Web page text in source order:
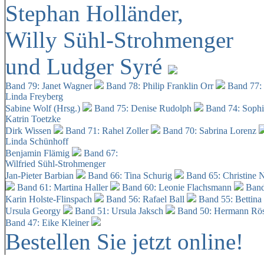
Stephan Holländer,
Willy Sühl-Strohmenger
und Ludger Syré
Band 79: Janet Wagner Band 78: Philip Franklin Orr
Band
Linda Freyberg
Sabine Wolf (Hrsg.)
Band 75: Denise Rudolph
Band 74:
Katrin Toetzke
Dirk Wissen
Band 71: Rahel Zoller
Band 70: Sabrina Lorenz
Linda Schünhoff
Benjamin Flämig
Band 67:
Wilfried Sühl-Strohmenger
Jan-Pieter Barbian
Band 66: Tina Schurig
Band 65: Christine
Band 61: Martina Haller
Band 60: Leonie Flachsmann
Karin Holste-Flinspach
Band 56: Rafael Ball
Band 55:
Ursula Georgy
Band 51: Ursula Jaksch Band 50: Hermann
Band 47: Eike Kleiner
Bestellen Sie jetzt online!